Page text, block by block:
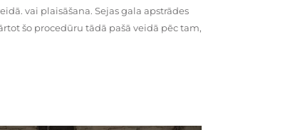
vai plaisāšana. Sejas gala apstrādes
šo procedūru tādā pašā veidā pēc tam,